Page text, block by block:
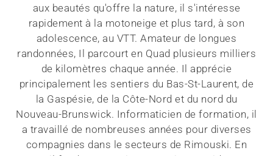
aux beautés qu'offre la nature, il s'intéresse
rapidement à la motoneige et plus tard, à son
adolescence, au VTT. Amateur de longues
randonnées, Il parcourt en Quad plusieurs milliers
de kilomètres chaque année. Il apprécie
principalement les sentiers du Bas-St-Laurent, de
la Gaspésie, de la Côte-Nord et du nord du
Nouveau-Brunswick. Informaticien de formation, il
a travaillé de nombreuses années pour diverses
compagnies dans le secteurs de Rimouski. En